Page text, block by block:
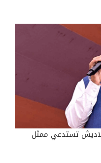
تستدعي ممثل